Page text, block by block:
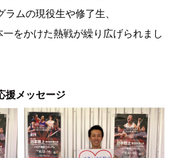
ムの現役生や修了生、
をかけた熱戦が繰り広げられまし
援メッセージ